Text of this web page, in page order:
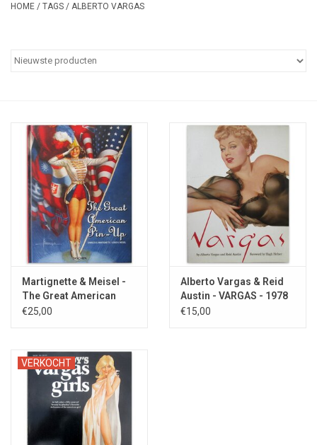
Categorieën
HOME / TAGS / ALBERTO VARGAS
Martignette & Meisel -
The Great American
Pin-up - 2002
€25,00
Alberto Vargas & Reid
Austin - VARGAS - 1978
€15,00
VERKOCHT